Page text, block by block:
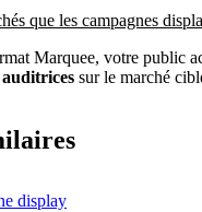
que les campagnes
Marquee, votre public
sur le marché
display